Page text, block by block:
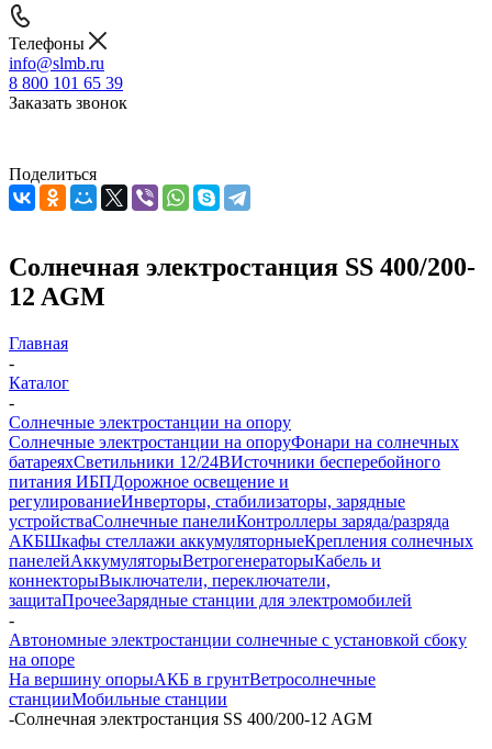
Телефоны
info@slmb.ru
8 800 101 65 39
Заказать звонок
Поделиться
Солнечная электростанция SS 400/200-
12 AGM
Главная
-
Каталог
-
Солнечные электростанции на опору
Солнечные электростанции на опоруФонари на солнечных
батареяхСветильники 12/24ВИсточники бесперебойного
питания ИБПДорожное освещение и
регулированиеИнверторы, стабилизаторы, зарядные
устройстваСолнечные панелиКонтроллеры заряда/разряда
АКБШкафы стеллажи аккумуляторныеКрепления солнечных
панелейАккумуляторыВетрогенераторыКабель и
коннекторыВыключатели, переключатели,
защитаПрочееЗарядные станции для электромобилей
-
Автономные электростанции солнечные с установкой сбоку
на опоре
На вершину опорыАКБ в грунтВетросолнечные
станцииМобильные станции
-Солнечная электростанция SS 400/200-12 AGM